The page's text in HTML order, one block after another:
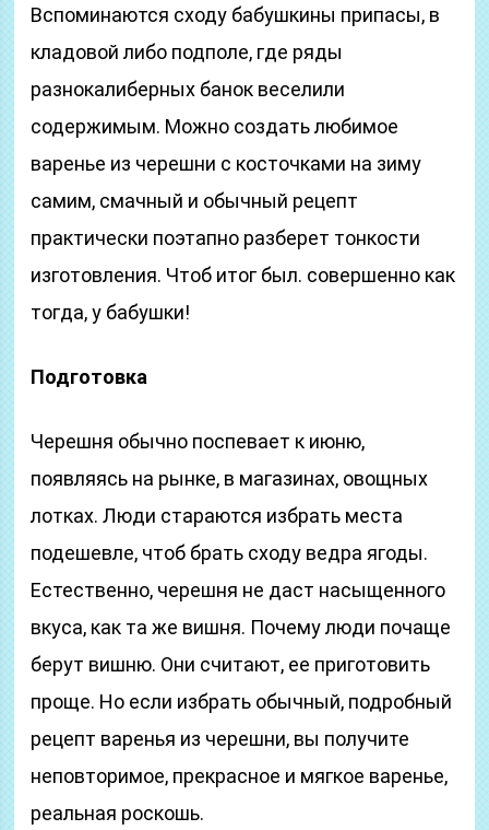
Вспоминаются сходу бабушкины припасы, в
кладовой либо подполе, где ряды
разнокалиберных банок веселили
содержимым. Можно создать любимое
варенье из черешни с косточками на зиму
самим, смачный и обычный рецепт
практически поэтапно разберет тонкости
изготовления. Чтоб итог был. совершенно как
тогда, у бабушки!
Подготовка
Черешня обычно поспевает к июню,
появляясь на рынке, в магазинах, овощных
лотках. Люди стараются избрать места
подешевле, чтоб брать сходу ведра ягоды.
Естественно, черешня не даст насыщенного
вкуса, как та же вишня. Почему люди почаще
берут вишню. Они считают, ее приготовить
проще. Но если избрать обычный, подробный
рецепт варенья из черешни, вы получите
неповторимое, прекрасное и мягкое варенье,
реальная роскошь.